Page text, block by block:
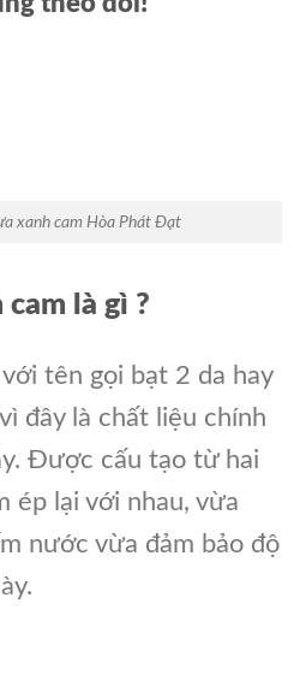
xanh cam Hòa Phát Đạt
là gì ?
tên gọi bạt 2 da hay
đây là chất liệu chính
Được cấu tạo từ hai
ép lại với nhau, vừa
nước vừa đảm bảo độ